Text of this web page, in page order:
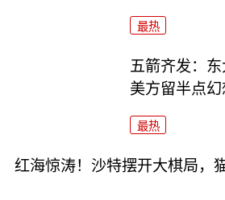
最热
五箭齐发：
美方留半点幻
最热
红海惊涛！沙特摆开大棋局，